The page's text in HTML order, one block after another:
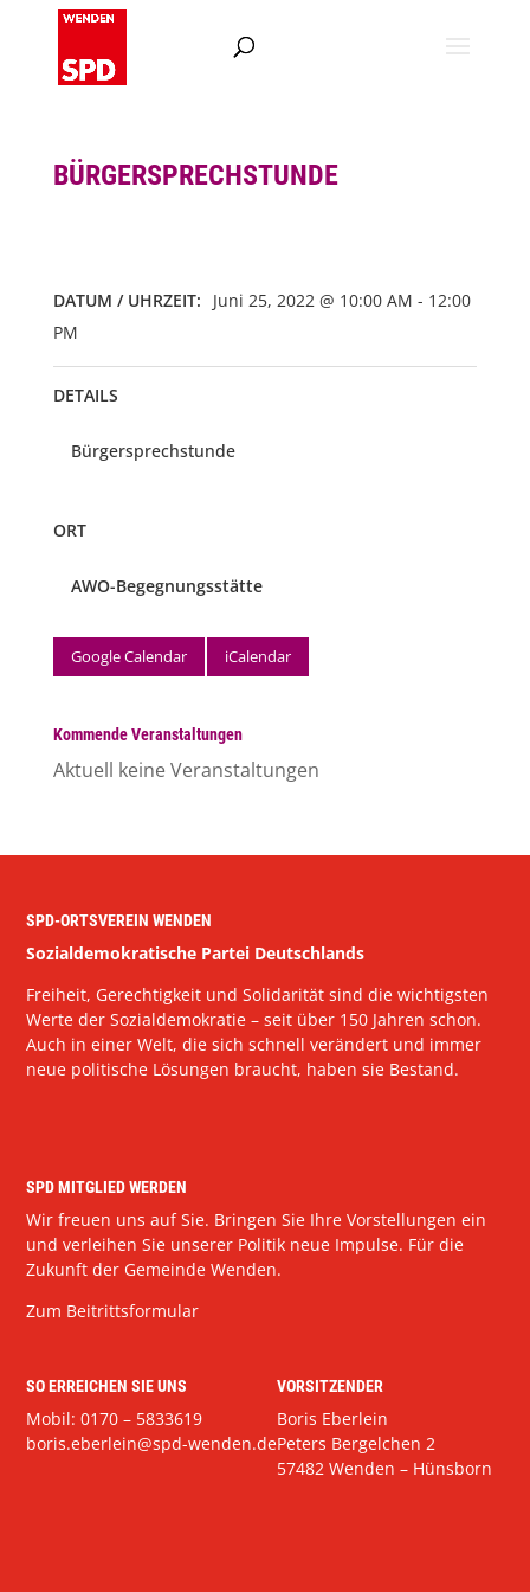
BÜRGERSPRECHSTUNDE
DATUM / UHRZEIT:
Juni 25, 2022 @ 10:00 AM - 12:00
PM
DETAILS
Bürgersprechstunde
ORT
AWO-Begegnungsstätte
Google Calendar iCalendar
Kommende Veranstaltungen
Aktuell keine Veranstaltungen
SPD-ORTSVEREIN WENDEN
Sozialdemokratische Partei Deutschlands
Freiheit, Gerechtigkeit und Solidarität sind die wichtigsten
Werte der Sozialdemokratie – seit über 150 Jahren schon.
Auch in einer Welt, die sich schnell verändert und immer
neue politische Lösungen braucht, haben sie Bestand.
SPD MITGLIED WERDEN
Wir freuen uns auf Sie. Bringen Sie Ihre Vorstellungen ein
und verleihen Sie unserer Politik neue Impulse. Für die
Zukunft der Gemeinde Wenden.
Zum Beitrittsformular
SO ERREICHEN SIE UNS
Mobil: 0170 – 5833619
boris.eberlein@spd-wenden.de
VORSITZENDER
Boris Eberlein
Peters Bergelchen 2
57482 Wenden – Hünsborn